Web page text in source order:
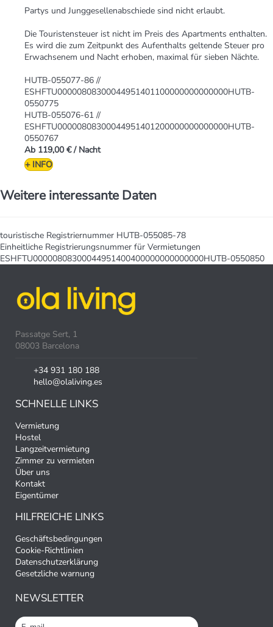
Partys und Junggesellenabschiede sind nicht erlaubt.
Die Touristensteuer ist nicht im Preis des Apartments enthalten.
Es wird die zum Zeitpunkt des Aufenthalts geltende Steuer pro
Erwachsenem und Nacht erhoben, maximal für sieben Nächte.
HUTB-055077-86 //
ESHFTU00000808300044951401100000000000000HUTB-
0550775
HUTB-055076-61 //
ESHFTU00000808300044951401200000000000000HUTB-
0550767
Ab 119,00 € / Nacht
+ INFO
Weitere interessante Daten
touristische Registriernummer HUTB-055085-78
Einheitliche Registrierungsnummer für Vermietungen
ESHFTU00000808300044951400400000000000000HUTB-0550850
Passatge Sert, 1
08003 Barcelona
+34 931 180 188
hello@olaliving.es
SCHNELLE LINKS
Vermietung
Hostel
Langzeitvermietung
Zimmer zu vermieten
Über uns
Kontakt
Eigentümer
HILFREICHE LINKS
Geschäftsbedingungen
Cookie-Richtlinien
Datenschutzerklärung
Gesetzliche warnung
NEWSLETTER